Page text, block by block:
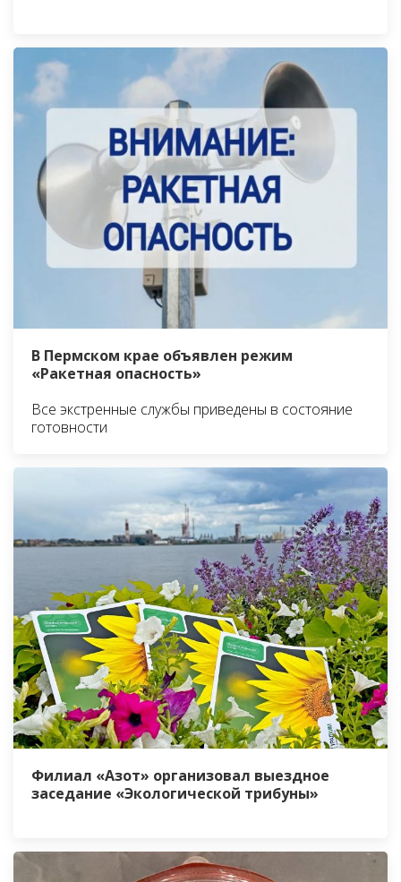
В Пермском крае объявлен режим
«Ракетная опасность»
Все экстренные службы приведены в состояние
готовности
Филиал «Азот» организовал выездное
заседание «Экологической трибуны»